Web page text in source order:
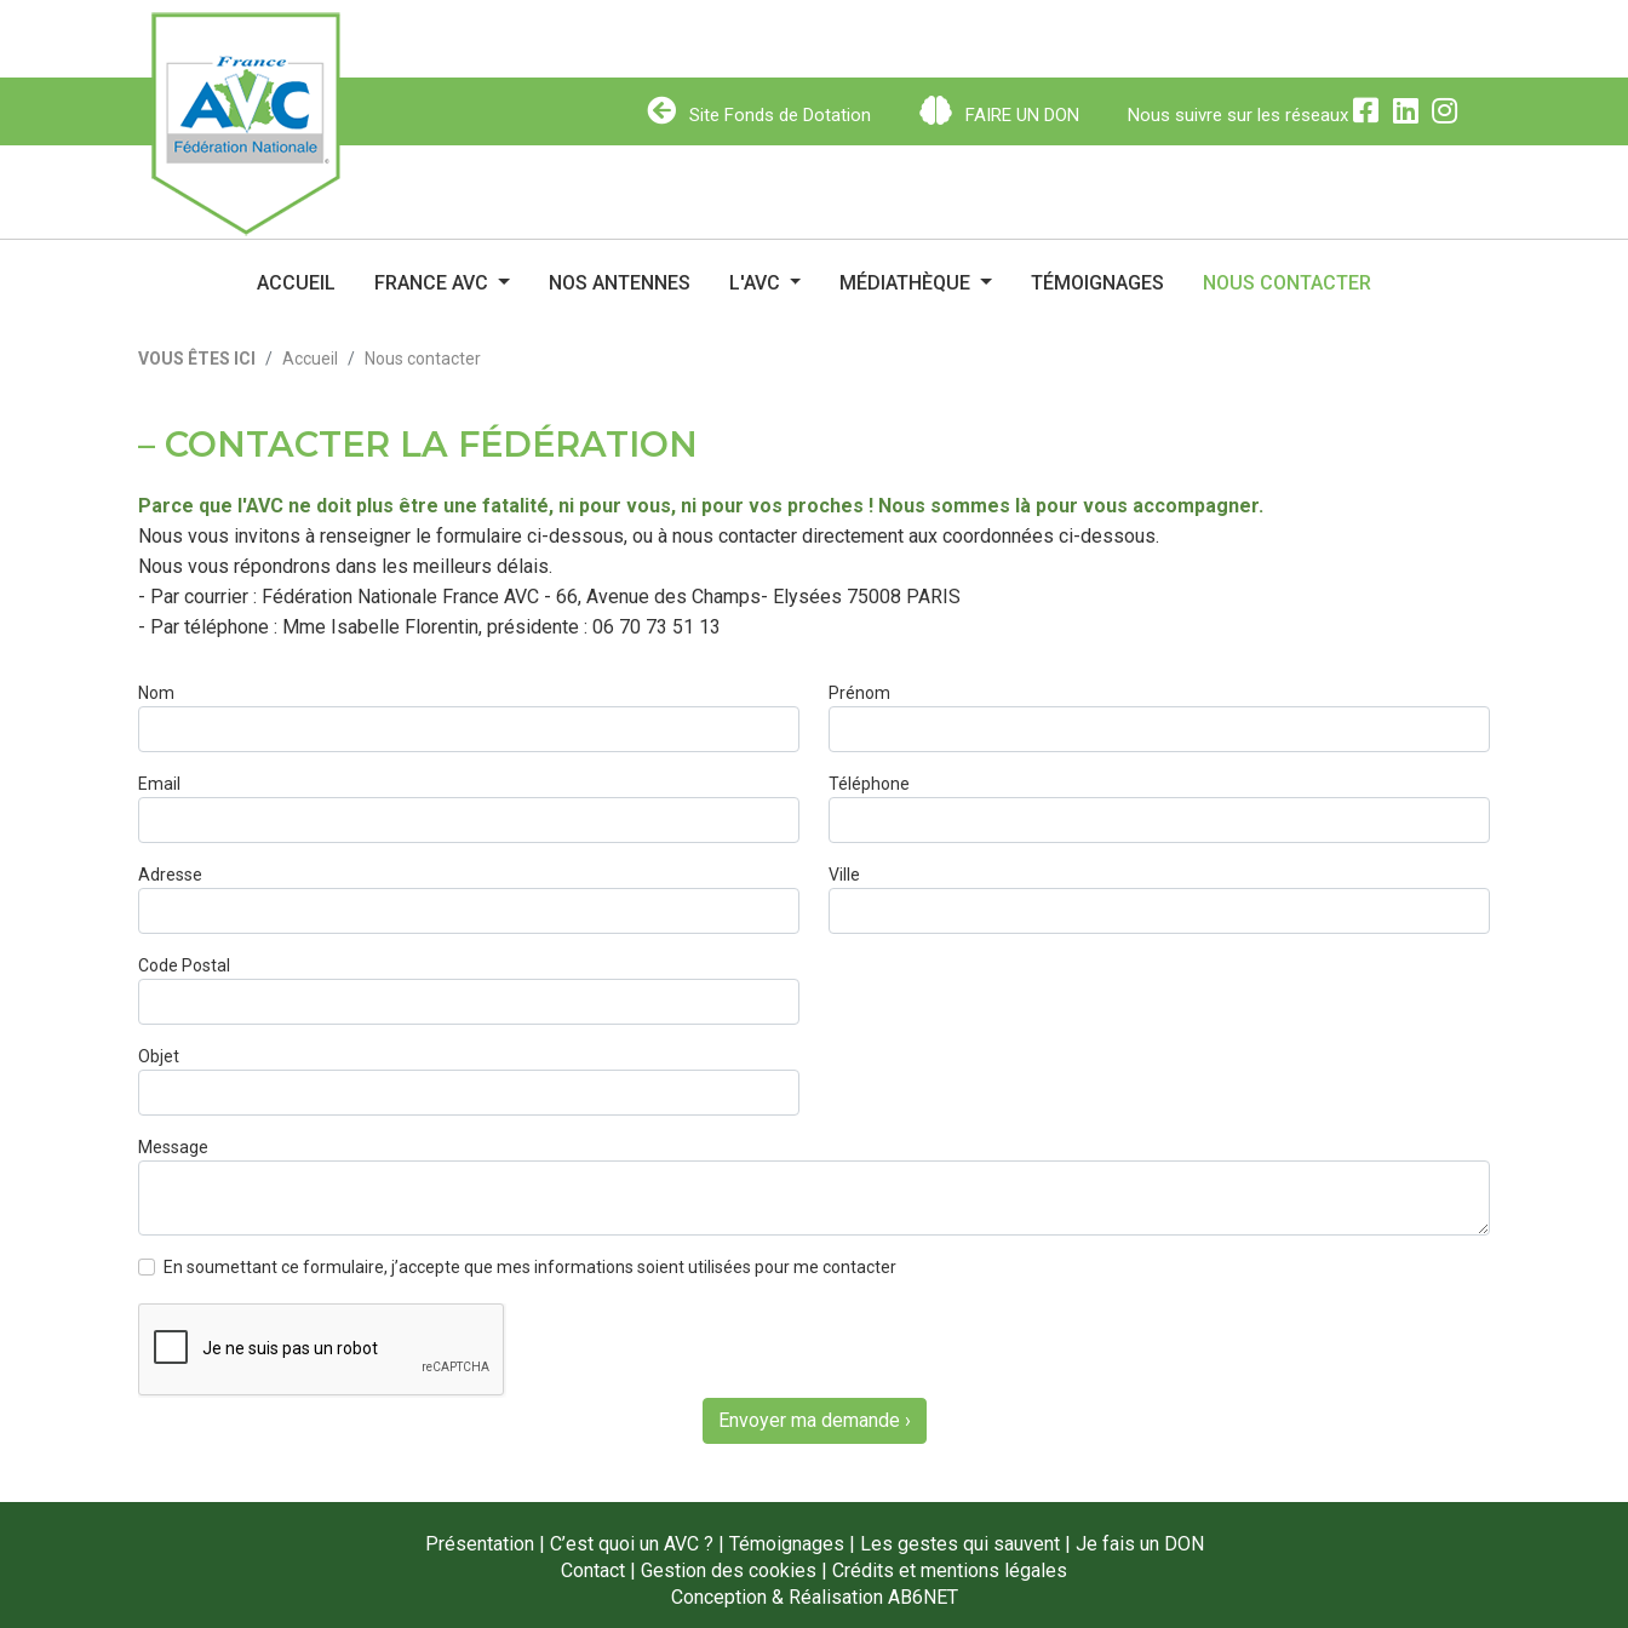
Site Fonds de Dotation FAIRE UN DON Nous suivre sur les réseaux
ACCUEIL FRANCE AVC NOS ANTENNES L'AVC MÉDIATHÈQUE TÉMOIGNAGES NOUS CONTACTER
VOUS ÊTES ICI Accueil Nous contacter
CONTACTER LA FÉDÉRATION
Parce que l'AVC ne doit plus être une fatalité, ni pour vous, ni pour vos proches ! Nous sommes là pour vous accompagner.
Nous vous invitons à renseigner le formulaire ci-dessous, ou à nous contacter directement aux coordonnées ci-dessous.
Nous vous répondrons dans les meilleurs délais.
- Par courrier : Fédération Nationale France AVC - 66, Avenue des Champs- Elysées 75008 PARIS
- Par téléphone : Mme Isabelle Florentin, présidente : 06 70 73 51 13
Nom Prénom
Email Téléphone
Adresse Ville
Code Postal
Objet
Message
En soumettant ce formulaire, j’accepte que mes informations soient utilisées pour me contacter
Envoyer ma demande ›
Présentation| C’est quoi un AVC ? | Témoignages | Les gestes qui sauvent| Je fais un DON
Contact | Gestion des cookies | Crédits et mentions légales
Conception & Réalisation AB6NET